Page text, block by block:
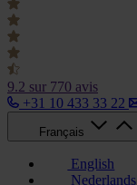
9.2 sur 770 avis
+31 10 433 33 22
Français
English
Nederlands